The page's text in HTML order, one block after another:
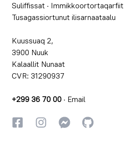
Suliffissat · Immikkoortortaqarfiit
Tusagassiortunut ilisarnaataalu
Kuussuaq 2,
3900 Nuuk
Kalaallit Nunaat
CVR: 31290937
+299 36 70 00 · Email
FacebookkiInstagrammiInstagrammi
GitHub